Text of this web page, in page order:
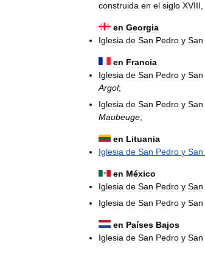
construida en el siglo XVIII
en Georgia
Iglesia de San Pedro y San
en Francia
Iglesia de San Pedro y San
Argol;
Iglesia de San Pedro y San
Maubeuge;
en Lituania
Iglesia de San Pedro y San
en México
Iglesia de San Pedro y San
Iglesia de San Pedro y San
en Países Bajos
Iglesia de San Pedro y San